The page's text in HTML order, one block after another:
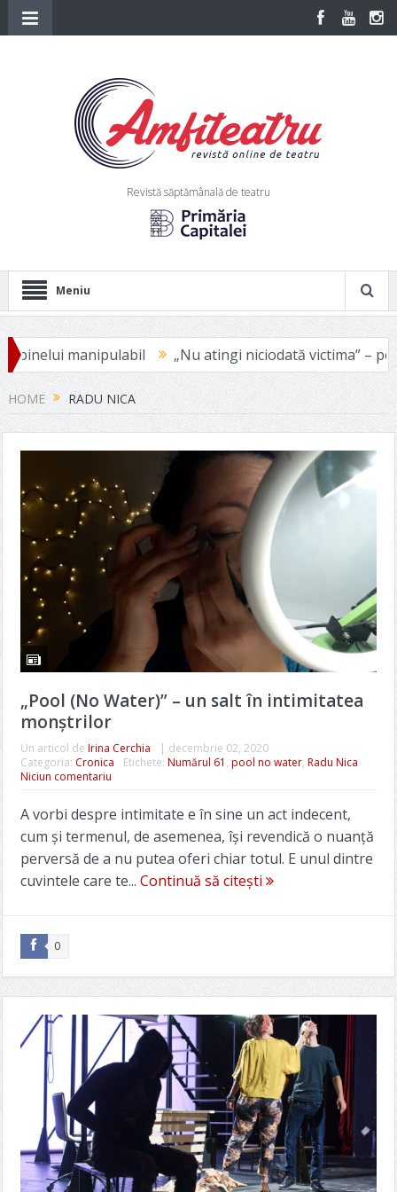
Revistă săptămânală de teatru
Meniu
„Nu atingi niciodată victima” – pentru că doare
HOME RADU NICA
„Pool (No Water)” – un salt în intimitatea
monștrilor
Un articol de Irina Cerchia | decembrie 02, 2020
Categoria: Cronica Etichete: Numărul 61 , pool no water, Radu Nica
Niciun comentariu
A vorbi despre intimitate e în sine un act indecent,
cum și termenul, de asemenea, își revendică o nuanță
perversă de a nu putea oferi chiar totul. E unul dintre
cuvintele care te... Continuă să citești
0